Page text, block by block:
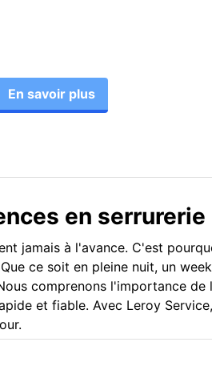
En savoir plus
en serrurerie
jamais à l'avance. C'est
ce soit en pleine nuit, un
comprenons l'importance
et fiable. Avec Leroy